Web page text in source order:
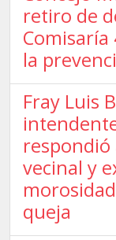
retiro de
la
Fray Luis
vecinal y
queja